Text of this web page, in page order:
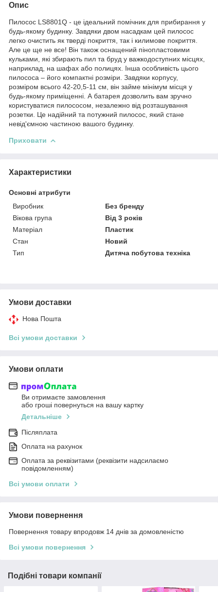
Опис
Пилосос LS8801Q - це ідеальний помічник для прибирання у
будь-якому будинку. Завдяки двом насадкам цей пилосос
легко очистить як тверді покриття, так і килимове покриття.
Але це ще не все! Він також оснащений пінопластовими
кульками, які збирають пил та бруд у важкодоступних місцях,
наприклад, на шафах або полицях. Інша особливість цього
пилососа – його компактні розміри. Завдяки корпусу,
розміром всього 42-20,5-11 см, він займе мінімум місця у
будь-якому приміщенні. А батарея дозволить вам зручно
користуватися пилососом, незалежно від розташування
розетки. Це надійний та потужний пилосос, який стане
невід'ємною частиною вашого будинку.
Приховати
Характеристики
Основні атрибути
Виробник
Без бренду
Вікова група
Від 3 років
Матеріал
Пластик
Стан
Новий
Тип
Дитяча побутова техніка
Умови доставки
Нова Пошта
Всі умови доставки
Умови оплати
Ви отримаєте замовлення
або гроші повернуться на вашу картку
Детальніше
Післяплата
Оплата на рахунок
Оплата за реквізитами (реквізити надсилаємо
повідомленням)
Всі умови оплати
Умови повернення
Повернення товару впродовж 14 днів за домовленістю
Всі умови повернення
Подібні товари компанії